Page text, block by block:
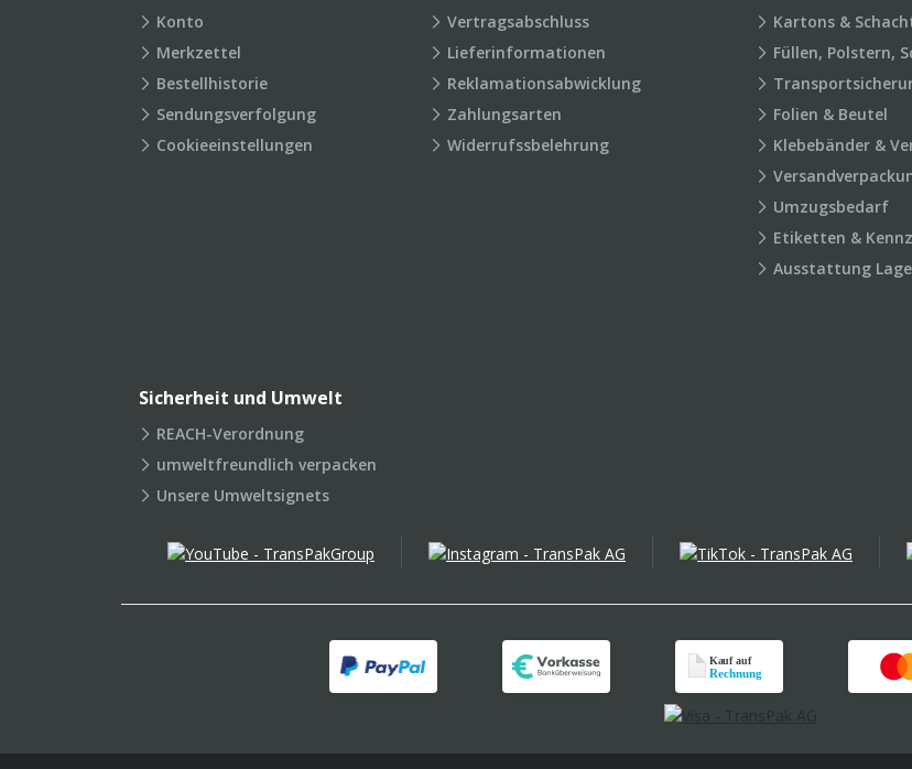
Konto
Merkzettel
Bestellhistorie
Sendungsverfolgung
Cookieeinstellungen
Vertragsabschluss
Lieferinformationen
Reklamationsabwicklung
Zahlungsarten
Widerrufssbelehrung
Kartons &
Füllen, Polstern,
Folien & Beutel
Klebebänder &
Umzugsbedarf
Etiketten &
Ausstattung
Sicherheit und Umwelt
REACH-Verordnung
umweltfreundlich verpacken
Unsere Umweltsignets